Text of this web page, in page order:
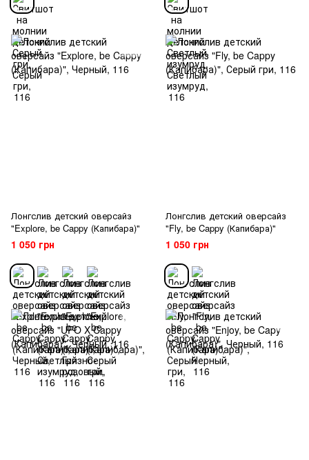
Лонгслив детский оверсайз
"Explore, be Cappy (Капибара)"
1 050 грн
Лонгслив детский оверсайз
"Fly, be Cappy (Капибара)"
1 050 грн